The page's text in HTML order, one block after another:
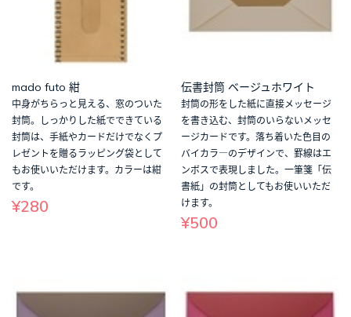
mado futo 紺
中身がちらっと見える、窓のついた
封筒。しっかりした紙でできている
封筒は、手紙やカードだけでなくプ
レゼントを贈るラッピング袋として
もお使いいただけます。カラーは紺
です。
¥280
伝書封筒 ベージュホワイト
封筒の形をした紙に直接メッセージ
を書き込む、封筒のいらないメッセ
ージカードです。落ち着いた色目の
バイカラ―のデザインで、罫線はエ
ンボスで表現しました。一筆箋「伝
書紙」の封筒としてもお使いいただ
けます。
¥500